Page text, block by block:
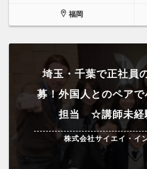
福岡
埼玉・千葉で正社員
募！外国人とのペア
担当 ☆講師未経
株式会社サイエイ・イ